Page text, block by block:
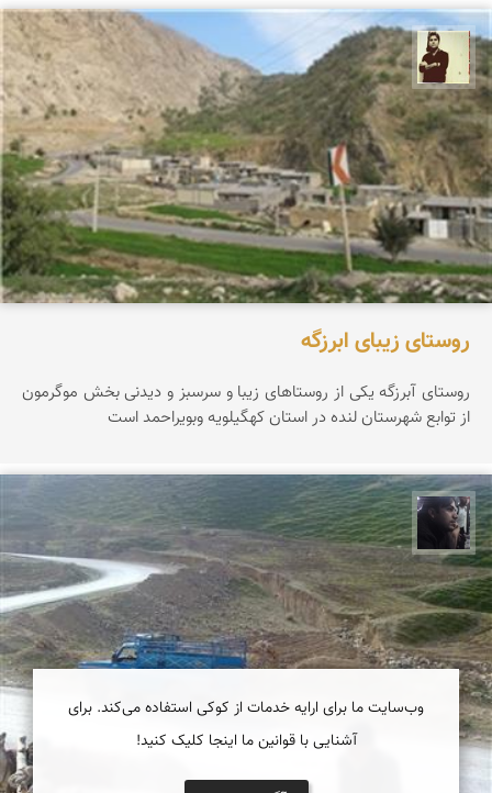
صاحب صادقی
روستای زیبای ابرزگه
روستای آبرزگه یکی از روستاهای زیبا و سرسبز و دیدنی بخش موگرمون
از توابع شهرستان لنده در استان کهگیلویه وبویراحمد است
حامد محمدی
وب‌سایت ما برای ارایه خدمات از کوکی استفاده می‌کند. برای
آشنایی با قوانین ما اینجا کلیک کنید!